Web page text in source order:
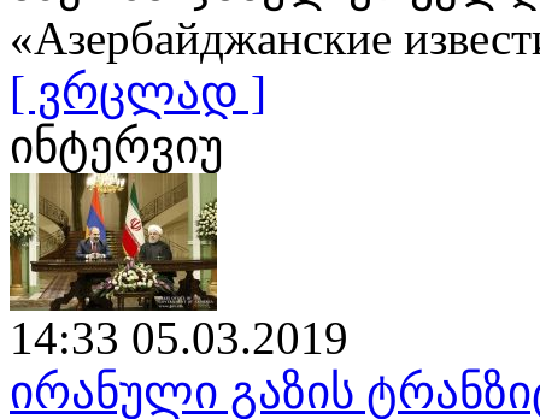
«Азербайджанские
[ ვრცლად ]
ინტერვიუ
14:33 05.03.2019
ირანული გაზის